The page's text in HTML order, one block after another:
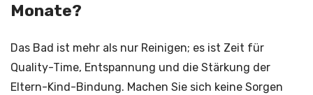
Monate?
Das Bad ist mehr als nur Reinigen; es ist Zeit für
Quality-Time, Entspannung und die Stärkung der
Eltern-Kind-Bindung. Machen Sie sich keine Sorgen